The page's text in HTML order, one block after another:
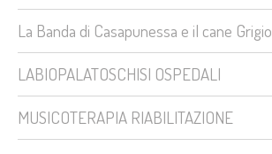
La Banda di Casapunessa e il cane Grigio
LABIOPALATOSCHISI OSPEDALI
MUSICOTERAPIA RIABILITAZIONE